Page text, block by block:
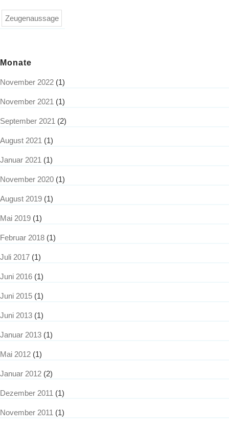
Zeugenaussage
Monate
November 2022 (1)
November 2021 (1)
September 2021 (2)
August 2021 (1)
Januar 2021 (1)
November 2020 (1)
August 2019 (1)
Mai 2019 (1)
Februar 2018 (1)
Juli 2017 (1)
Juni 2016 (1)
Juni 2015 (1)
Juni 2013 (1)
Januar 2013 (1)
Mai 2012 (1)
Januar 2012 (2)
Dezember 2011 (1)
November 2011 (1)